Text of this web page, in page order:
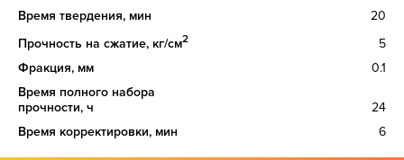
Время твердения, мин
20
Прочность на сжатие, кг/см2
5
Фракция, мм
0.1
Время полного набора
прочности, ч
24
Время корректировки, мин
6